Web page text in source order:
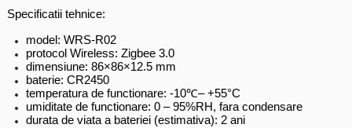
Specificatii tehnice:
model: WRS-R02
protocol Wireless: Zigbee 3.0
dimensiune: 86×86×12.5 mm
baterie: CR2450
temperatura de functionare: -10℃– +55°C
umiditate de functionare: 0 – 95%RH, fara condensare
durata de viata a bateriei (estimativa): 2 ani